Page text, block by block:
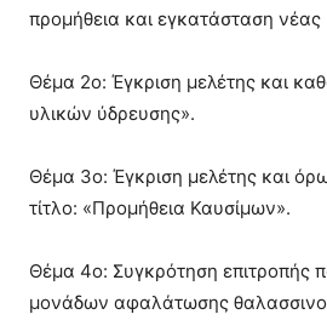
προμήθεια και εγκατάσταση
Θέμα 2ο: Έγκριση μελέτης και
υλικών ύδρευσης».
Θέμα 3ο: Έγκριση μελέτης και
τίτλο: «Προμήθεια Καυσίμων».
Θέμα 4ο: Συγκρότηση επιτροπής
μονάδων αφαλάτωσης